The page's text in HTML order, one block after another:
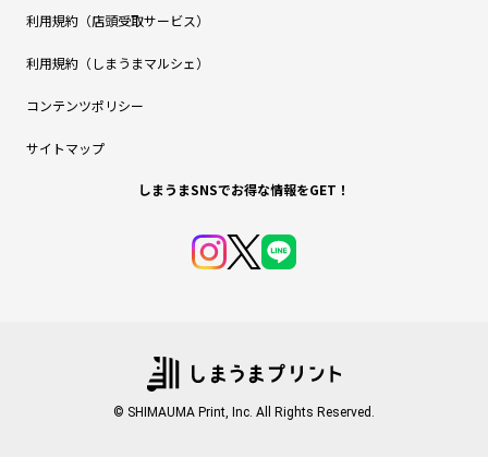
利用規約（店頭受取サービス）
利用規約（しまうまマルシェ）
コンテンツポリシー
サイトマップ
しまうまSNSでお得な情報をGET！
© SHIMAUMA Print, Inc. All Rights Reserved.